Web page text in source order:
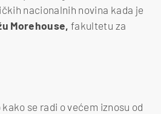
nacionalnih novina kada je
Morehouse, fakultetu za
se radi o većem iznosu od